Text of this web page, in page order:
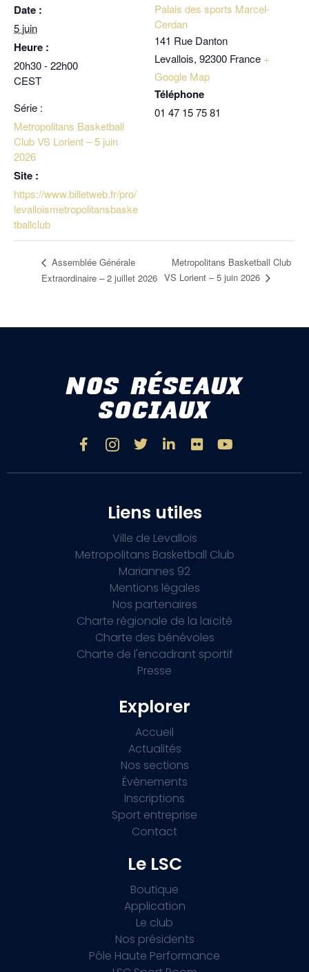
Date :
5 juin
Heure :
20h30 - 22h00
CEST
Série :
Metropolitans Basketball
Club VS Lorient – 5 juin
2026
Site :
https://www.billetweb.fr/pro/
levalloismetropolitansbaske
tballclub
Palais des sports Marcel-
Cerdan
141 Rue Danton
Levallois, 92300 France +
Google Map
Téléphone
01 47 15 75 81
Assemblée Générale
Extraordinaire – 2 juillet 2026
Metropolitans Basketball Club
VS Lorient – 5 juin 2026
NOS RÉSEAUX
SOCIAUX
Liens utiles
Ville de Levallois
Metropolitans Basketball Club
Mariannes 92
Mentions légales
Nos partenaires
Charte régionale de la laïcité
Charte des bénévoles
Charte de l'encadrant sportif
Presse
Explorer
Accueil
Actualités
Nos sections
Évènements
Inscriptions
Sport entreprise
Contact
Le LSC
Boutique
Application
Le club
Nos présidents
Pôle Haute Performance